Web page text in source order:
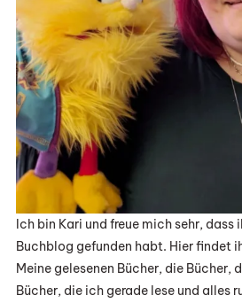
Ich bin Kari und freue mich sehr, dass
Buchblog gefunden habt. Hier findet
Meine gelesenen Bücher, die Bücher,
Bücher, die ich gerade lese und alles